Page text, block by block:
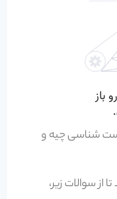
شناسی چیه و
سوالات زیر،